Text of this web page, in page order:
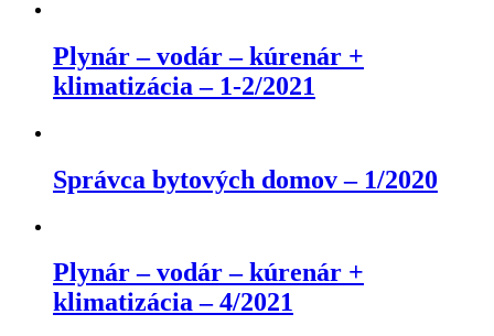
Plynár – vodár – kúrenár +
klimatizácia – 1-2/2021
Správca bytových domov – 1/2020
Plynár – vodár – kúrenár +
klimatizácia – 4/2021